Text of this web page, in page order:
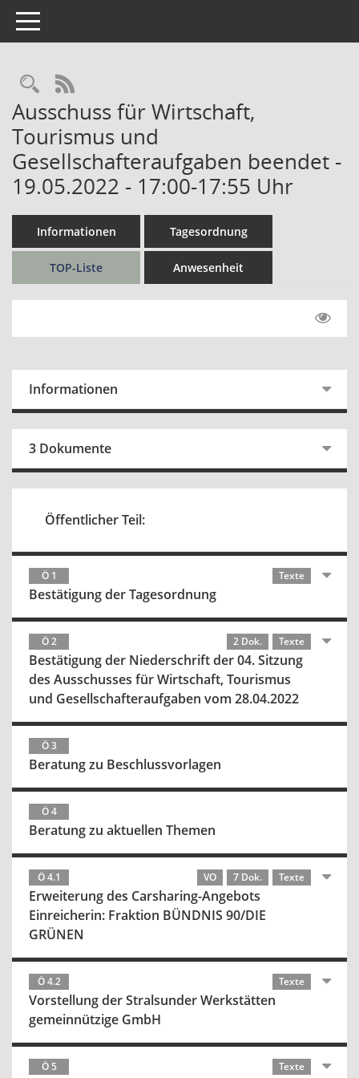
Toggle navigation
Rechercheauswahl
RSS-Feed
Ausschuss für Wirtschaft,
Tourismus und
Gesellschafteraufgaben beendet -
19.05.2022 - 17:00-17:55 Uhr
Informationen Tagesordnung
TOP-Liste Anwesenheit
Informationen
3 Dokumente
Öffentlicher Teil:
Ö 1 Texte
Bestätigung der Tagesordnung
Ö 2 2 Dok. Texte
Bestätigung der Niederschrift der 04. Sitzung
des Ausschusses für Wirtschaft, Tourismus
und Gesellschafteraufgaben vom 28.04.2022
Ö 3
Beratung zu Beschlussvorlagen
Ö 4
Beratung zu aktuellen Themen
Ö 4.1 VO 7 Dok. Texte
Erweiterung des Carsharing-Angebots
Einreicherin: Fraktion BÜNDNIS 90/DIE
GRÜNEN
Ö 4.2 Texte
Vorstellung der Stralsunder Werkstätten
gemeinnützige GmbH
Ö 5 Texte